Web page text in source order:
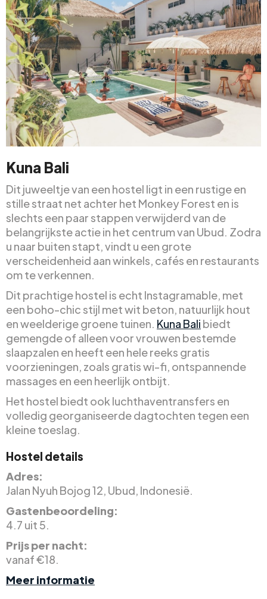
Kuna Bali
Dit juweeltje van een hostel ligt in een rustige en
stille straat net achter het Monkey Forest en is
slechts een paar stappen verwijderd van de
belangrijkste actie in het centrum van Ubud. Zodra
u naar buiten stapt, vindt u een grote
verscheidenheid aan winkels, cafés en restaurants
om te verkennen.
Dit prachtige hostel is echt Instagramable, met
een boho-chic stijl met wit beton, natuurlijk hout
en weelderige groene tuinen. Kuna Bali biedt
gemengde of alleen voor vrouwen bestemde
slaapzalen en heeft een hele reeks gratis
voorzieningen, zoals gratis wi-fi, ontspannende
massages en een heerlijk ontbijt.
Het hostel biedt ook luchthaventransfers en
volledig georganiseerde dagtochten tegen een
kleine toeslag.
Hostel details
Adres:
Jalan Nyuh Bojog 12, Ubud, Indonesië.
Gastenbeoordeling:
4.7 uit 5.
Prijs per nacht:
vanaf €18.
Meer informatie